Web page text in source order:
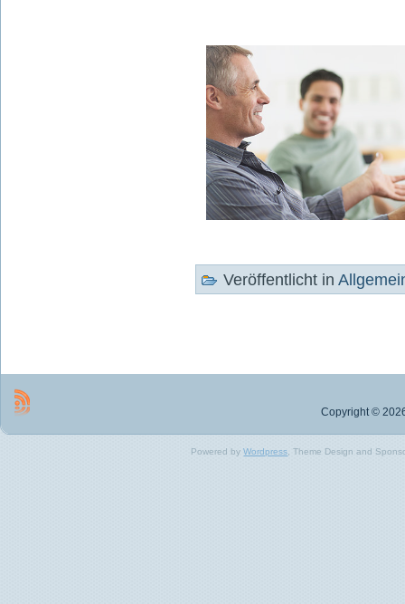
Veröffentlicht in
Copyright ©
Powered byWordpress , Theme Design and